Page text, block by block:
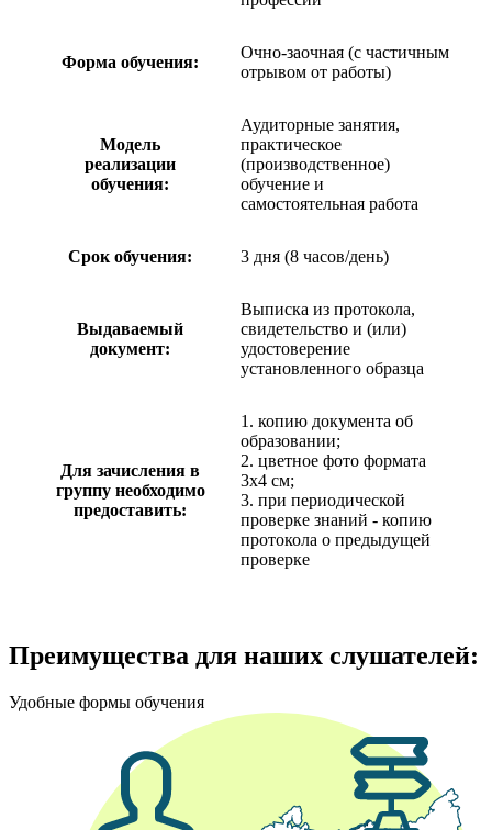
Форма обучения:
Очно-заочная (с частичным
отрывом от работы)
Модель
реализации
обучения:
Аудиторные занятия,
практическое
(производственное)
обучение и
самостоятельная работа
Срок обучения: 3 дня (8 часов/день)
Выдаваемый
документ:
Выписка из протокола,
свидетельство и (или)
удостоверение
установленного образца
Для зачисления в
группу необходимо
предоставить:
1. копию документа об
образовании;
2. цветное фото формата
3х4 см;
3. при периодической
проверке знаний - копию
протокола о предыдущей
проверке
Преимущества для наших слушателей:
Удобные формы обучения